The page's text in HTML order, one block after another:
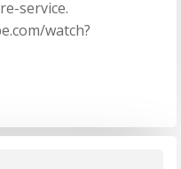
service.
watch?